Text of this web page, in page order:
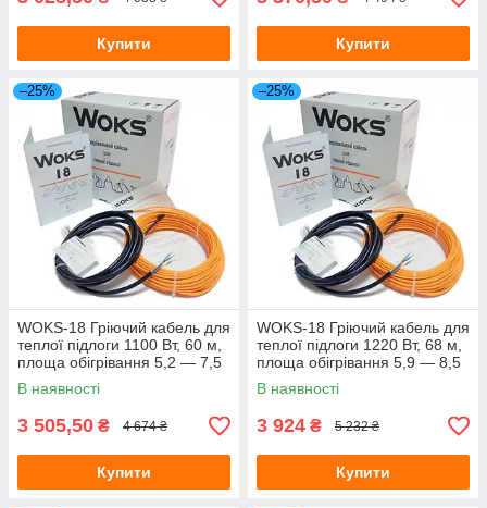
Купити Купити
–25%
WOKS-18 Гріючий кабель для
теплої підлоги 1100 Вт, 60 м,
площа обігрівання 5,2 — 7,5
м. (Одескабель)
В наявності
3 505,50 ₴ 4 674 ₴
Купити
–25%
WOKS-18 Гріючий кабель для
теплої підлоги 1220 Вт, 68 м,
площа обігрівання 5,9 — 8,5
м кв. (Одескабель)
В наявності
3 924 ₴ 5 232 ₴
Купити